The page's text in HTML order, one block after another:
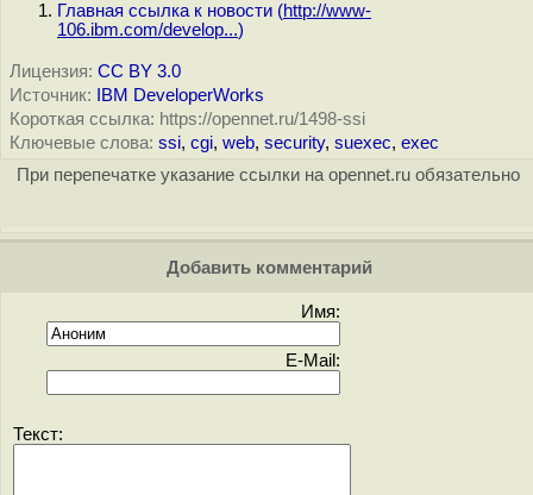
Главная ссылка к новости (http://www-
106.ibm.com/develop...)
Лицензия: CC BY 3.0
Источник:
IBM DeveloperWorks
Короткая ссылка: https://opennet.ru/1498-ssi
Ключевые слова: ssi, cgi, web, security, suexec, exec
При перепечатке указание ссылки на opennet.ru обязательно
Добавить комментарий
Имя:
E-Mail:
Текст: